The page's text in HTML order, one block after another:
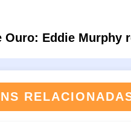
Ouro: Eddie Murphy